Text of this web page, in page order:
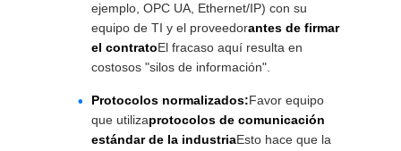
ejemplo, OPC UA, Ethernet/IP) con su
equipo de TI y el proveedorantes de firmar
el contratoEl fracaso aquí resulta en
costosos "silos de información".
Protocolos normalizados:Favor equipo
que utilizaprotocolos de comunicación
estándar de la industriaEsto hace que la